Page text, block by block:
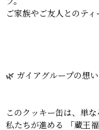
ご家族やご友人とのテ
🌿 ガイアグループの想い
このクッキー缶は、単
私たちが進める 「蔵王